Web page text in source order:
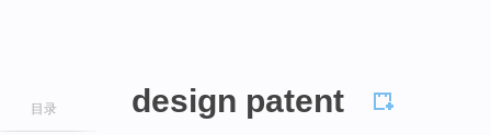
目录 design patent